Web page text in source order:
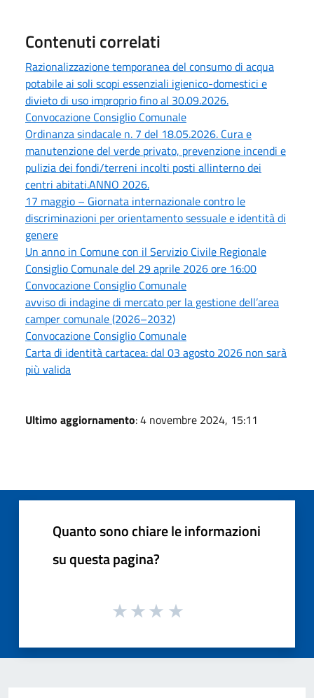
Contenuti correlati
Razionalizzazione temporanea del consumo di acqua
potabile ai soli scopi essenziali igienico-domestici e
divieto di uso improprio fino al 30.09.2026.
Convocazione Consiglio Comunale
Ordinanza sindacale n. 7 del 18.05.2026. Cura e
manutenzione del verde privato, prevenzione incendi e
pulizia dei fondi/terreni incolti posti allinterno dei
centri abitati.ANNO 2026.
17 maggio – Giornata internazionale contro le
discriminazioni per orientamento sessuale e identità di
genere
Un anno in Comune con il Servizio Civile Regionale
Consiglio Comunale del 29 aprile 2026 ore 16:00
Convocazione Consiglio Comunale
avviso di indagine di mercato per la gestione dell’area
camper comunale (2026–2032)
Convocazione Consiglio Comunale
Carta di identità cartacea: dal 03 agosto 2026 non sarà
più valida
Ultimo aggiornamento: 4 novembre 2024, 15:11
Quanto sono chiare le informazioni
su questa pagina?